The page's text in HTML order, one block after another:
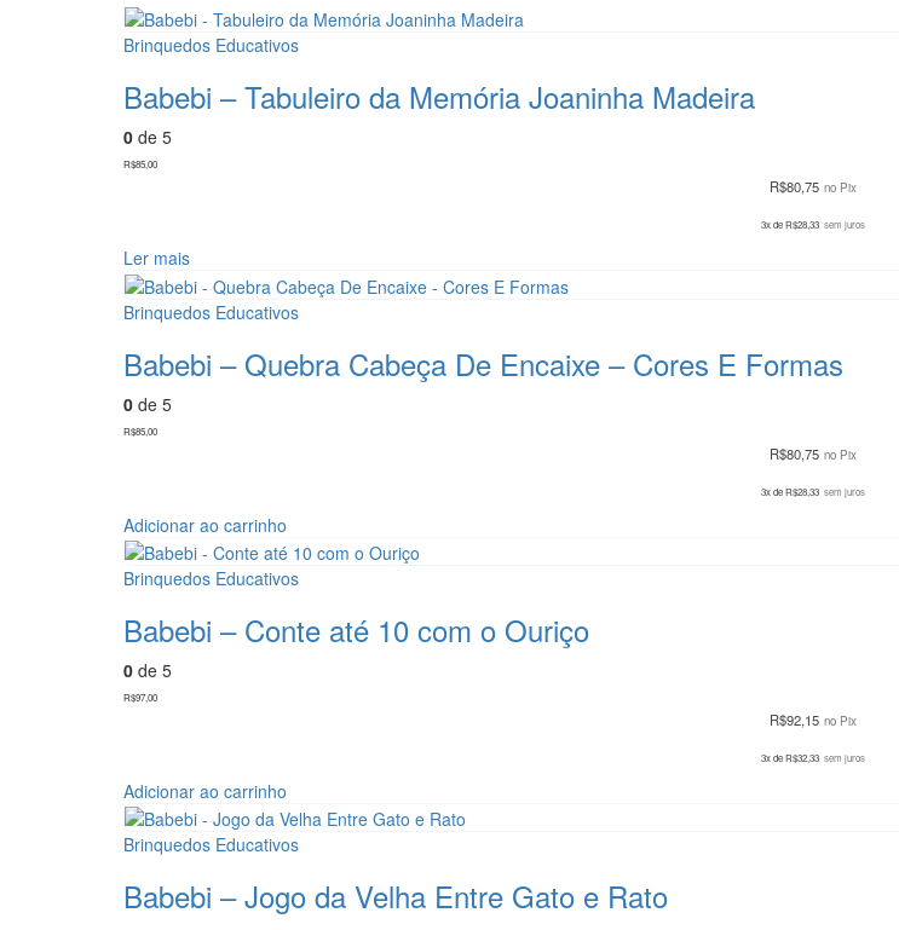
Brinquedos Educativos
Babebi – Tabuleiro da Memória Joaninha Madeira
0 de 5
R$85,00
R$80,75 no Pix
3x deR$28,33 sem juros
Ler mais
Brinquedos Educativos
Babebi – Quebra Cabeça De Encaixe – Cores E Formas
0 de 5
R$85,00
R$80,75 no Pix
3x deR$28,33 sem juros
Adicionar ao carrinho
Brinquedos Educativos
Babebi – Conte até 10 com o Ouriço
0 de 5
R$97,00
R$92,15 no Pix
3x deR$32,33 sem juros
Adicionar ao carrinho
Brinquedos Educativos
Babebi – Jogo da Velha Entre Gato e Rato